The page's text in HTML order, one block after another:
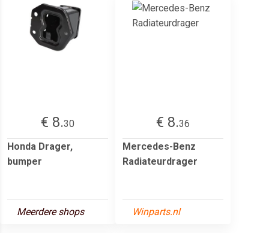
€ 8.30
Honda Drager,
bumper
Meerdere shops
€ 8.36
Mercedes-Benz
Radiateurdrager
Winparts.nl